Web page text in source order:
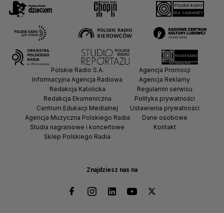
Znajdziesz nas na
Polskie Radio S.A.
Informacyjna Agencja Radiowa
Redakcja Katolicka
Redakcja Ekumeniczna
Centrum Edukacji Medialnej
Agencja Muzyczna Polskiego Radia
Studia nagraniowe i koncertowe
Sklep Polskiego Radia
Agencja Promocji
Agencja Reklamy
Regulamin serwisu
Polityka prywatności
Ustawienia prywatności
Dane osobowe
Kontakt